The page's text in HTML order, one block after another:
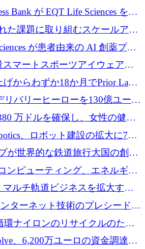
バリー・ヒーローを130億ユー
げる
Bank が EQT Life Sciences を
ロのコミットメントで支援
た課題に取り組むスケールアッ
ラロールが患者由来の AI 創薬プラ
拡大するために 300 万ユーロ
をクローズ
スマートスポーツアイウェアの
510万ユーロを調達
げからわずか18か月でPrior Labs
以上の契約で買収
リバリーヒーローを130億ユーロ
、99か国にまたがるプラットフ
万ドルを確保し、女性の健康
ーケンスラボを開設
、ロボット建設の拡大に740
が世界的な鉄道旅行大国の創設
Europeを買収
ンピューティング、エネルギー
拡張に 2,000 万ドルを調達
マルチ軌道ビジネスを拡大する
ズCで7,000万ドルを調達
ターネット技術のプレシードと
を確保
環ナイロンのリサイクルのため
で 3,000 万ドルを調達
、6,200万ユーロの資金調達